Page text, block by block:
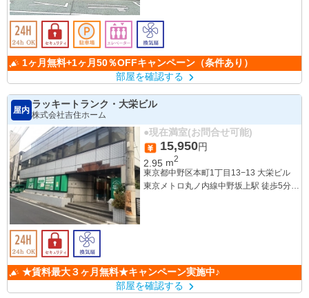
1ヶ月無料+1ヶ月50％OFFキャンペーン（条件あり）
部屋を確認する
屋内
ラッキートランク・大栄ビル
株式会社吉住ホーム
●現在満室(お問合せ可能)
15,950円
2.95 m2
東京都中野区本町1丁目13−13 大栄ビル
東京メトロ丸ノ内線中野坂上駅 徒歩5分
★賃料最大３ヶ月無料★キャンペーン実施中♪
部屋を確認する